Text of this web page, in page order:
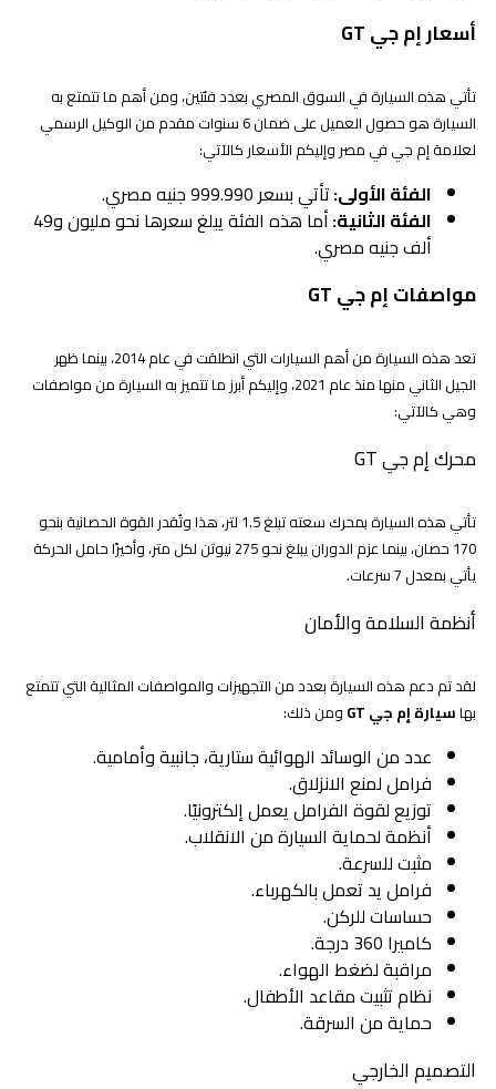
أسعار إم جي GT
تأتي هذه السيارة في السوق المصري بعدد فئتين، ومن أهم ما تتمتع به
السيارة هو حصول العميل على ضمان 6 سنوات مقدم من الوكيل الرسمي
لعلامة إم جي في مصر وإليكم الأسعار كالآتي:
الفئة الأولى:تأتي بسعر 999.990 جنيه مصري.
الفئة الثانية:
أما هذه الفئة يبلغ سعرها نحو مليون و49
ألف جنيه مصري.
مواصفات إم جي GT
تعد هذه السيارة من أهم السيارات التي انطلقت في عام 2014، بينما ظهر
الجيل الثاني منها منذ عام 2021، وإليكم أبرز ما تتميز به السيارة من مواصفات
وهي كالآتي:
محرك إم جي GT
تأتي هذه السيارة بمحرك سعته تبلغ 1.5 لتر، هذا وتُقدر القوة الحصانية بنحو
170 حصان، بينما عزم الدوران يبلغ نحو 275 نيوتن لكل متر، وأخيرًا حامل الحركة
يأتي بمعدل 7 سرعات.
أنظمة السلامة والأمان
لقد تم دعم هذه السيارة بعدد من التجهيزات والمواصفات المثالية التي تتمتع
بهاسيارة إم جي GT ومن ذلك:
عدد من الوسائد الهوائية ستارية، جانبية وأمامية.
فرامل لمنع الانزلاق.
توزيع لقوة الفرامل يعمل إلكترونيًا.
أنظمة لحماية السيارة من الانقلاب.
مثبت للسرعة.
فرامل يد تعمل بالكهرباء.
حساسات للركن.
كاميرا 360 درجة.
مراقبة لضغط الهواء.
نظام تثبيت مقاعد الأطفال.
حماية من السرقة.
التصميم الخارجي